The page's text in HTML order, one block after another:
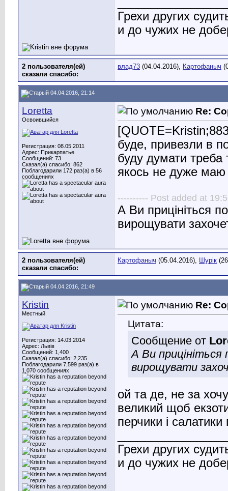
Грехи других
и до чужих не
2 пользователя(ей)
сказали cпасибо:
влад73 (04.04.2016), Картофаныч
04.04.2016, 21:14
Loretta
Освоившийся
Регистрация: 08.05.2011
Адрес: Прикарпатье
Сообщений: 73
Сказал(а) спасибо: 862
Поблагодарили 172 раз(а) в 56
сообщениях
Re:
буде, привезли в
буду думати треба
якось не дуже
---------- Post added at
А Ви прицініться
вирощувати
2 пользователя(ей)
сказали cпасибо:
Картофаныч (05.04.2016), Шурік
04.04.2016, 21:49
Kristin
Местный
Регистрация: 14.03.2014
Адрес: Львів
Сообщений: 1,400
Сказал(а) спасибо: 2,235
Поблагодарили 7,599 раз(а) в
1,070 сообщениях
Re:
Цитата:
Сообщение от
А Ви прицініться
вирощувати
ой та де, не за
великий щоб
перчики і
Грехи других
и до чужих не